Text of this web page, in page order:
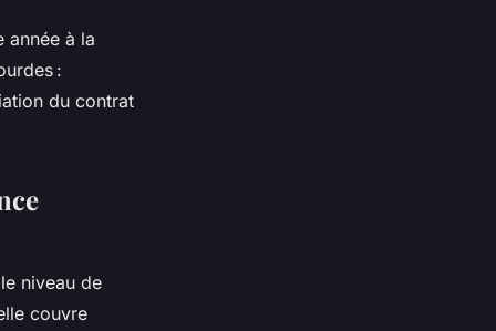
année à la
:
du contrat
niveau de
couvre